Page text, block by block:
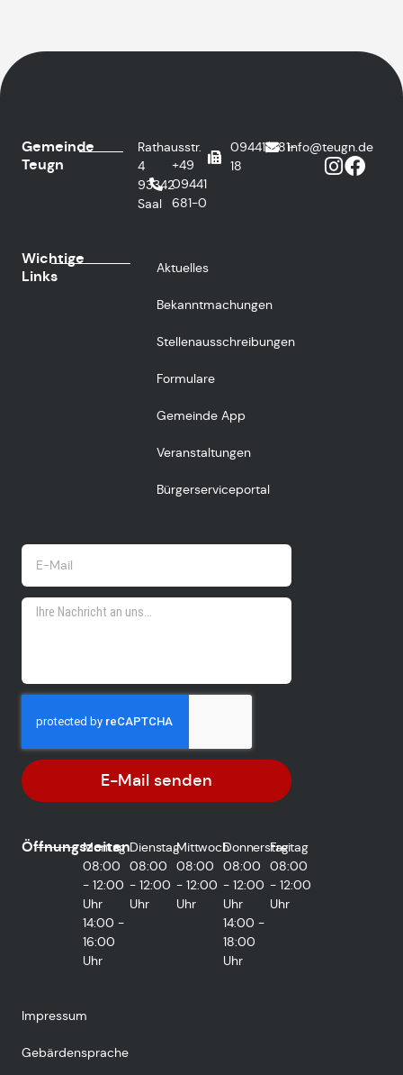
Gemeinde
Teugn
Rathausstr.
4
93342
Saal
+49
09441
681-0
09441/681-
18
info@teugn.de
Wichtige
Links
Aktuelles
Bekanntmachungen
Stellenausschreibungen
Formulare
Gemeinde App
Veranstaltungen
Bürgerserviceportal
E-Mail senden
Öffnungszeiten
Montag
08:00
- 12:00
Uhr
14:00 -
16:00
Uhr
Dienstag
08:00
- 12:00
Uhr
Mittwoch
08:00
- 12:00
Uhr
Donnerstag
08:00
- 12:00
Uhr
14:00 -
18:00
Uhr
Freitag
08:00
- 12:00
Uhr
Impressum
Gebärdensprache